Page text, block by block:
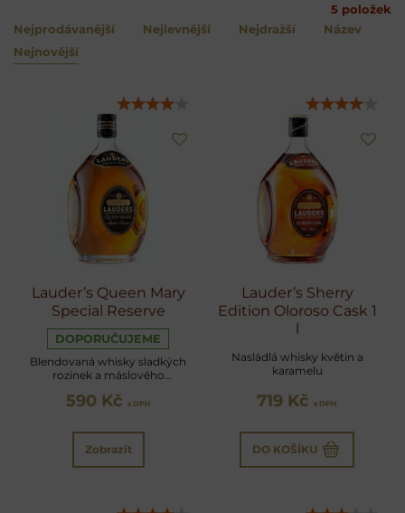
5 položek
Nejprodávanější
Nejlevnější Nejdražší
Název
Nejnovější
Lauder’s Queen Mary
Special Reserve
DOPORUČUJEME
Blendovaná whisky sladkých
rozinek a máslového
590 Kč s DPH
Zobrazit
Lauder’s Sherry
Edition Oloroso Cask 1
l
Nasládlá whisky květin a
karamelu
719 Kč s DPH
DO KOŠÍKU